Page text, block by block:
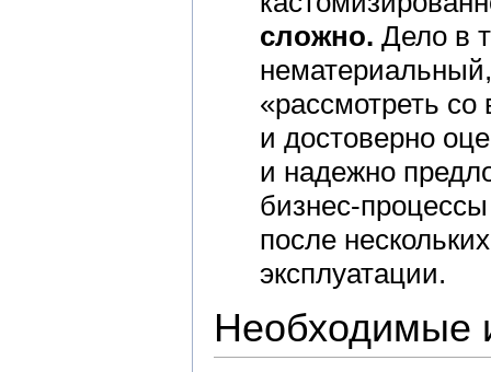
сложно. Дело в
«рассмотреть
и достоверно
и надежно
бизнес-
после
эксплуатации.
Необходимые